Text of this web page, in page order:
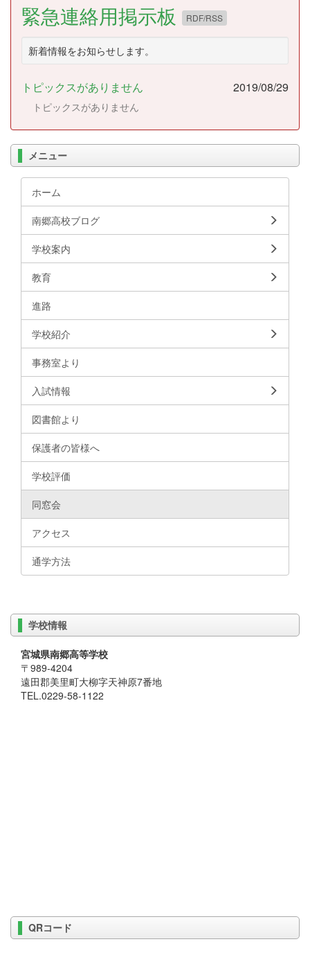
緊急連絡用掲示板 RDF/RSS
新着情報をお知らせします。
トピックスがありません 2019/08/29
トピックスがありません
メニュー
ホーム
南郷高校ブログ
学校案内
教育
進路
学校紹介
事務室より
入試情報
図書館より
保護者の皆様へ
学校評価
同窓会
アクセス
通学方法
学校情報
宮城県南郷高等学校
〒989-4204
遠田郡美里町大柳字天神原7番地
TEL.0229-58-1122
QRコード